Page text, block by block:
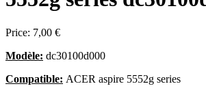
Price: 7,00 €
Modèle: dc30100d000
Compatible: ACER aspire 5552g series